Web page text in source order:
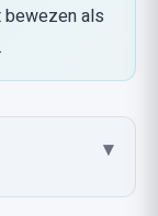
bewezen als
▾